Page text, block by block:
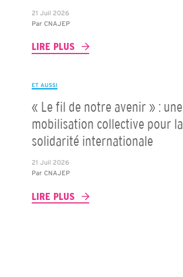
21 Juil 2026
Par CNAJEP
LIRE PLUS
ET AUSSI
« Le fil de notre avenir » : une
mobilisation collective pour la
solidarité internationale
21 Juil 2026
Par CNAJEP
LIRE PLUS